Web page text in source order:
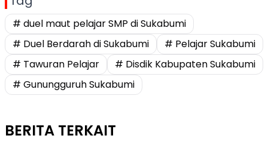
# duel maut pelajar SMP di Sukabumi
# Duel Berdarah di Sukabumi
# Pelajar Sukabumi
# Tawuran Pelajar
# Disdik Kabupaten Sukabumi
# Gunungguruh Sukabumi
BERITA TERKAIT